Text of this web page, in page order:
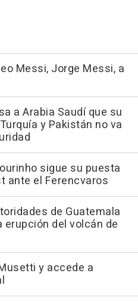
Messi, Jorge Messi, a
a Arabia Saudí que su
y Pakistán no va
sigue su puesta
ante el Ferencvaros
de Guatemala
del volcán de
y accede a